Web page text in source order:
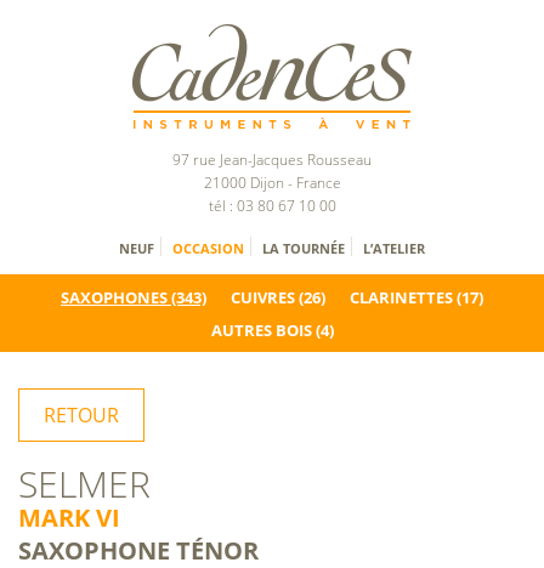
97 rue Jean-Jacques Rousseau
21000 Dijon - France
tél : 03 80 67 10 00
NEUF OCCASION LA TOURNÉE L’ATELIER
SAXOPHONES(343) CUIVRES(26) CLARINETTES(17)
AUTRES BOIS(4)
RETOUR
SELMER
MARK VI
SAXOPHONE TÉNOR